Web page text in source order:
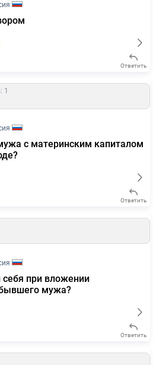
Ответить
1
с материнским капиталом
Ответить
при вложении
мужа?
Ответить